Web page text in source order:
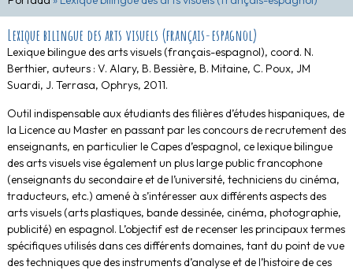
Lexique bilingue des arts visuels (français-espagnol)
Lexique bilingue des arts visuels (français-espagnol), coord. N.
Berthier, auteurs : V. Alary, B. Bessière, B. Mitaine, C. Poux, JM
Suardi, J. Terrasa, Ophrys, 2011.
Outil indispensable aux étudiants des filières d’études hispaniques, de
la Licence au Master en passant par les concours de recrutement des
enseignants, en particulier le Capes d’espagnol, ce lexique bilingue
des arts visuels vise également un plus large public francophone
(enseignants du secondaire et de l’université, techniciens du cinéma,
traducteurs, etc.) amené à s’intéresser aux différents aspects des
arts visuels (arts plastiques, bande dessinée, cinéma, photographie,
publicité) en espagnol. L’objectif est de recenser les principaux termes
spécifiques utilisés dans ces différents domaines, tant du point de vue
des techniques que des instruments d’analyse et de l’histoire de ces